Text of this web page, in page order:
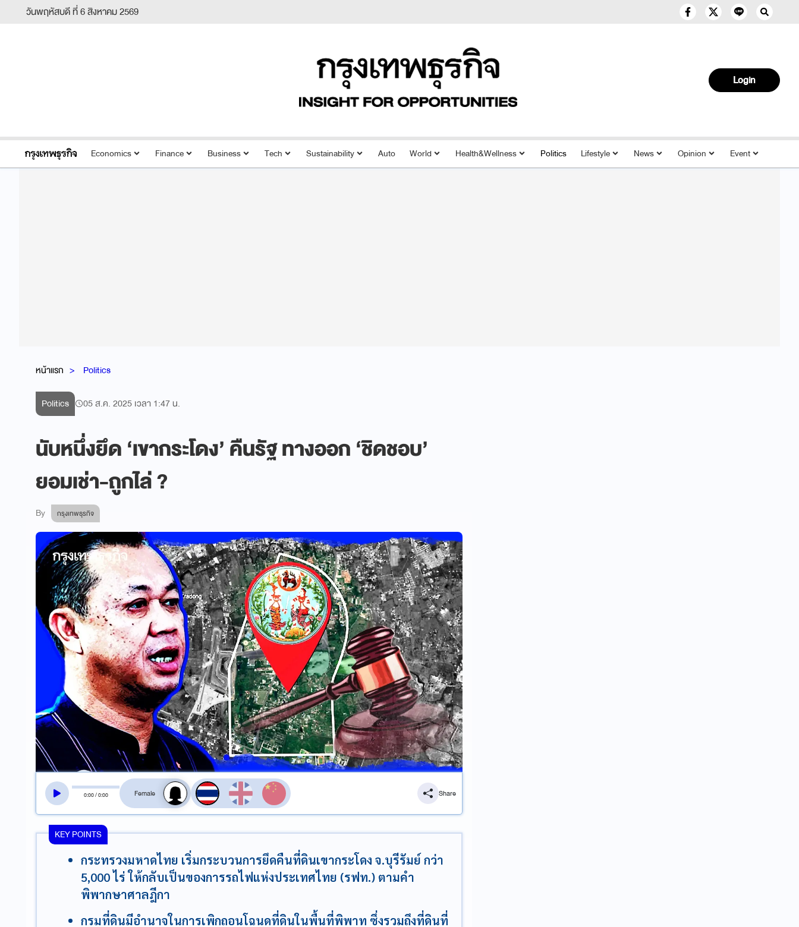
วันพฤหัสบดี ที่ 6 สิงหาคม 2569
Login
Economics Finance Business Tech Sustainability Auto World Health&Wellness Politics Lifestyle News Opinion Event
หน้าแรก Politics
Politics 05 ส.ค. 2025 เวลา 1:47 น.
นับหนึ่งยึด ‘เขากระโดง’ คืนรัฐ ทางออก ‘ชิดชอบ’
ยอมเช่า-ถูกไล่ ?
By กรุงเทพธุรกิจ
0:00/0:00
สลับเสียงอ่าน
Share
KEY POINTS
กระทรวงมหาดไทย เริ่มกระบวนการยึดคืนที่ดินเขากระโดง จ.บุรีรัมย์ กว่า
5,000 ไร่ ให้กลับเป็นของการรถไฟแห่งประเทศไทย (รฟท.) ตามคำ
พิพากษาศาลฎีกา
กรมที่ดินมีอำนาจในการเพิกถอนโฉนดที่ดินในพื้นที่พิพาท ซึ่งรวมถึงที่ดินที่